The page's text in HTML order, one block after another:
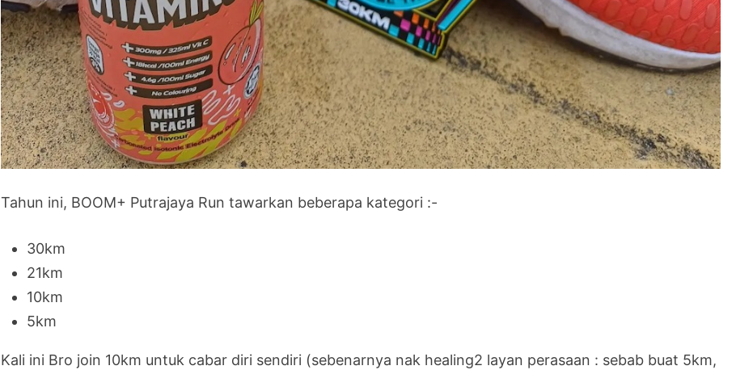
Tahun ini, BOOM+ Putrajaya Run tawarkan beberapa kategori :-
30km
21km
10km
5km
Kali ini Bro join 10km untuk cabar diri sendiri (sebenarnya nak healing2 layan perasaan : sebab buat 5km,